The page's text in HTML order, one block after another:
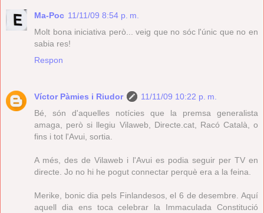
Ma-Poc 11/11/09 8:54 p. m.
Molt bona iniciativa però... veig que no sóc l'únic que no en
sabia res!
Respon
Víctor Pàmies i Riudor
11/11/09 10:22 p. m.
Bé, són d'aquelles notícies que la premsa generalista
amaga, però si llegiu Vilaweb, Directe.cat, Racó Català, o
fins i tot l'Avui, sortia.
A més, des de Vilaweb i l'Avui es podia seguir per TV en
directe. Jo no hi he pogut connectar perquè era a la feina.
Merike, bonic dia pels Finlandesos, el 6 de desembre. Aquí
aquell dia ens toca celebrar la Immaculada Constitució